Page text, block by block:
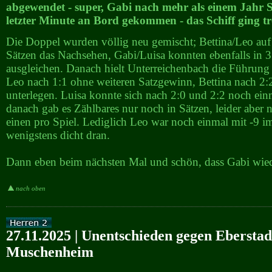
abgewendet - super, Gabi nach mehr als einem Jahr
letzter Minute an Bord gekommen - das Schiff ging
Die Doppel wurden völlig neu gemischt; Bettina/Leo
Sätzen das Nachsehen, Gabi/Luisa konnten ebenfalls in
ausgleichen. Danach hielt Unterreichenbach die Führung
Leo nach 1:1 ohne weiteren Satzgewinn, Bettina nach
unterlegen. Luisa konnte sich nach 2:0 und 2:2 noch
danach gab es Zählbares nur noch in Sätzen, leider aber
einen pro Spiel. Lediglich Leo war noch einmal mit -9
wenigstens dicht dran.
Dann eben beim nächsten Mal und schön, dass Gabi
nach oben
27.11.2025 | Unentschieden gegen
Muschenheim